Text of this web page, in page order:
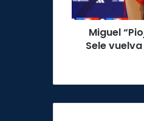
vuelva
a
protagonista
mundial
Miguel
Sele